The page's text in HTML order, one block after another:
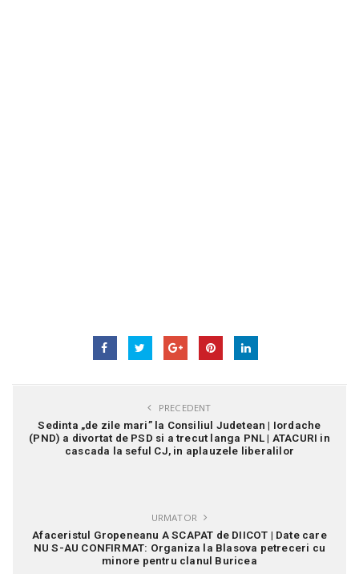
PRECEDENT
Sedinta „de zile mari” la Consiliul Judetean | Iordache
(PND) a divortat de PSD si a trecut langa PNL | ATACURI in
cascada la seful CJ, in aplauzele liberalilor
URMATOR
Afaceristul Gropeneanu A SCAPAT de DIICOT | Date care
NU S-AU CONFIRMAT: Organiza la Blasova petreceri cu
minore pentru clanul Buricea